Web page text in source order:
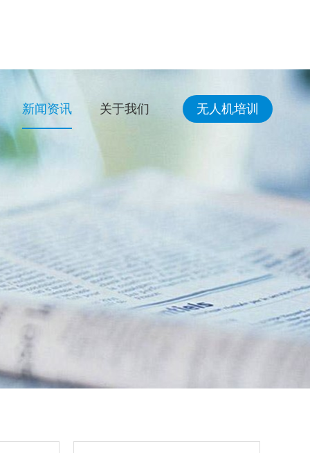
新闻资讯 关于我们 无人机培训